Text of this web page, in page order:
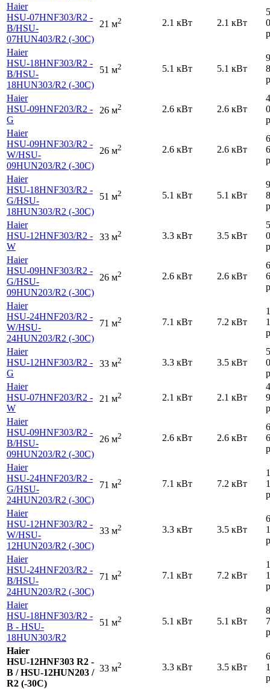
Haier
HSU-07HNF303/R2 -
B/HSU-
07HUN403/R2 (-30С)
21 м2 2.1 кВт 2.1 кВт
Haier
HSU-18HNF303/R2 -
B/HSU-
18HUN303/R2 (-30С)
51 м2 5.1 кВт 5.1 кВт
Haier
HSU-09HNF203/R2 -
G
26 м2 2.6 кВт 2.6 кВт
Haier
HSU-09HNF303/R2 -
W/HSU-
09HUN203/R2 (-30С)
26 м2 2.6 кВт 2.6 кВт
Haier
HSU-18HNF303/R2 -
G/HSU-
18HUN303/R2 (-30С)
51 м2 5.1 кВт 5.1 кВт
Haier
HSU-12HNF303/R2 -
W
33 м2 3.3 кВт 3.5 кВт
Haier
HSU-09HNF303/R2 -
G/HSU-
09HUN203/R2 (-30С)
26 м2 2.6 кВт 2.6 кВт
Haier
HSU-24HNF203/R2 -
W/HSU-
24HUN203/R2 (-30С)
71 м2 7.1 кВт 7.2 кВт
Haier
HSU-12HNF303/R2 -
G
33 м2 3.3 кВт 3.5 кВт
Haier
HSU-07HNF203/R2 -
W
21 м2 2.1 кВт 2.1 кВт
Haier
HSU-09HNF303/R2 -
B/HSU-
09HUN203/R2 (-30С)
26 м2 2.6 кВт 2.6 кВт
Haier
HSU-24HNF203/R2 -
G/HSU-
24HUN203/R2 (-30С)
71 м2 7.1 кВт 7.2 кВт
Haier
HSU-12HNF303/R2 -
W/HSU-
12HUN203/R2 (-30С)
33 м2 3.3 кВт 3.5 кВт
Haier
HSU-24HNF203/R2 -
B/HSU-
24HUN203/R2 (-30С)
71 м2 7.1 кВт 7.2 кВт
Haier
HSU-18HNF303/R2 -
B - HSU-
18HUN303/R2
51 м2 5.1 кВт 5.1 кВт
Haier
HSU-12HNF303 R2 -
B / HSU-12HUN203 /
R2 (-30С)
33 м2 3.3 кВт 3.5 кВт